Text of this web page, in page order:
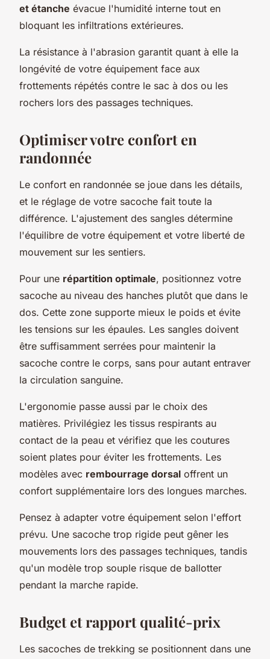
et étanche évacue l'humidité interne tout en
bloquant les infiltrations extérieures.
La résistance à l'abrasion garantit quant à elle la
longévité de votre équipement face aux
frottements répétés contre le sac à dos ou les
rochers lors des passages techniques.
Optimiser votre confort en
randonnée
Le confort en randonnée se joue dans les détails,
et le réglage de votre sacoche fait toute la
différence. L'ajustement des sangles détermine
l'équilibre de votre équipement et votre liberté de
mouvement sur les sentiers.
Pour une répartition optimale, positionnez votre
sacoche au niveau des hanches plutôt que dans le
dos. Cette zone supporte mieux le poids et évite
les tensions sur les épaules. Les sangles doivent
être suffisamment serrées pour maintenir la
sacoche contre le corps, sans pour autant entraver
la circulation sanguine.
L'ergonomie passe aussi par le choix des
matières. Privilégiez les tissus respirants au
contact de la peau et vérifiez que les coutures
soient plates pour éviter les frottements. Les
modèles avec rembourrage dorsal offrent un
confort supplémentaire lors des longues marches.
Pensez à adapter votre équipement selon l'effort
prévu. Une sacoche trop rigide peut gêner les
mouvements lors des passages techniques, tandis
qu'un modèle trop souple risque de ballotter
pendant la marche rapide.
Budget et rapport qualité-prix
Les sacoches de trekking se positionnent dans une